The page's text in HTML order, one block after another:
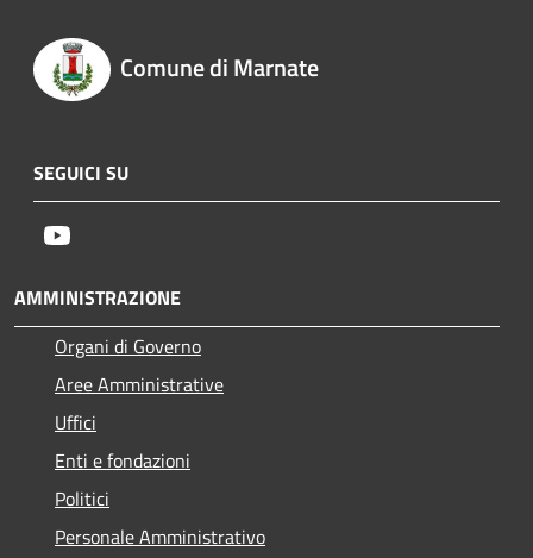
Comune di Marnate
SEGUICI SU
AMMINISTRAZIONE
Organi di Governo
Aree Amministrative
Uffici
Enti e fondazioni
Politici
Personale Amministrativo